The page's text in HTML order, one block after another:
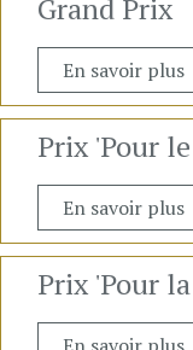
Grand Prix
En savoir plus
Prix 'Pour
En savoir plus
Prix 'Pour